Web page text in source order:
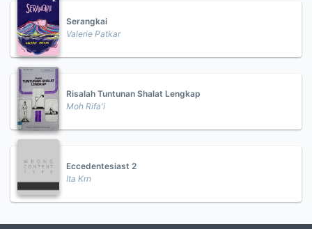
Serangkai
Valerie Patkar
Risalah Tuntunan Shalat Lengkap
Moh Rifa'i
Eccedentesiast 2
Ita Krn